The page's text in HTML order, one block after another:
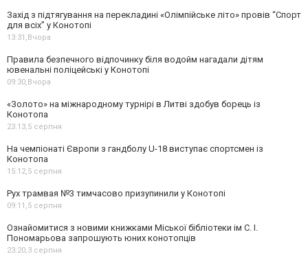
Захід з підтягування на перекладині «Олімпійське літо» провів “Спорт
для всіх” у Конотопі
13:31,Вчора
Правила безпечного відпочинку біля водойм нагадали дітям
ювенальні поліцейські у Конотопі
09:30,Вчора
«Золото» на міжнародному турнірі в Литві здобув борець із
Конотопа
23:13,5 серпня
На чемпіонаті Європи з гандболу U-18 виступає спортсмен із
Конотопа
15:12,5 серпня
Рух трамвая №3 тимчасово призупинили у Конотопі
09:11,5 серпня
Ознайомитися з новими книжками Міської бібліотеки ім С. І.
Пономарьова запрошують юних конотопців
23:20,3 серпня